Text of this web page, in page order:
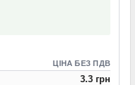
ЦІНА БЕЗ ПДВ
3.3 грн